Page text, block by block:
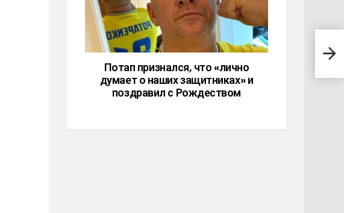
Потап признался, что «лично
думает о наших защитниках» и
поздравил с Рождеством